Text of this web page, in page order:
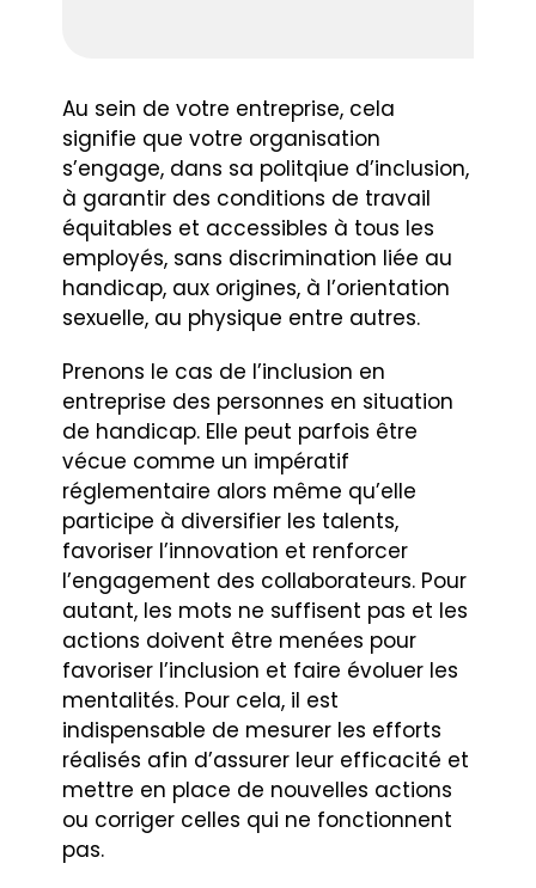
Au sein de votre entreprise, cela
signifie que votre organisation
s’engage, dans sa politqiue d’inclusion,
à garantir des conditions de travail
équitables et accessibles à tous les
employés, sans discrimination liée au
handicap, aux origines, à l’orientation
sexuelle, au physique entre autres.
Prenons le cas de l’inclusion en
entreprise des personnes en situation
de handicap. Elle peut parfois être
vécue comme un impératif
réglementaire alors même qu’elle
participe à diversifier les talents,
favoriser l’innovation et renforcer
l’engagement des collaborateurs. Pour
autant, les mots ne suffisent pas et les
actions doivent être menées pour
favoriser l’inclusion et faire évoluer les
mentalités. Pour cela, il est
indispensable de mesurer les efforts
réalisés afin d’assurer leur efficacité et
mettre en place de nouvelles actions
ou corriger celles qui ne fonctionnent
pas.